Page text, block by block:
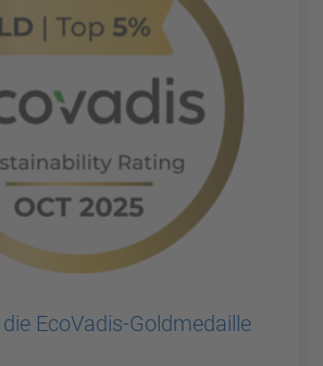
EcoVadis-Goldmedaille